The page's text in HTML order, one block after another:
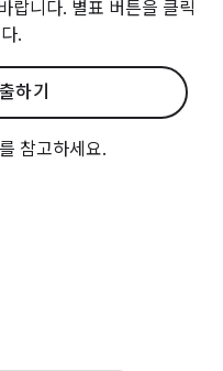
랍니다. 별표 버튼을 클릭
.
하기
를 참고하세요.